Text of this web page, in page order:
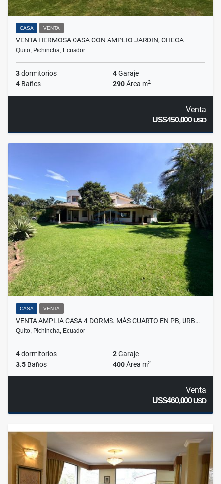
CASA VENTA
VENTA HERMOSA CASA CON AMPLIO JARDIN, CHECA
Quito, Pichincha, Ecuador
3dormitorios 4Garaje
4 Baños 290Área m2
Venta
US$450,000USD
CASA VENTA
VENTA AMPLIA CASA 4 DORMS. MÁS CUARTO EN PB, URB…
Quito, Pichincha, Ecuador
4dormitorios 2Garaje
3.5 Baños 400Área m2
Venta
US$460,000USD